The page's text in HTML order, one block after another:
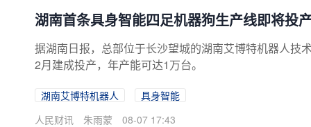
湖南首条具身智能四足机器狗生产线即将投
据湖南日报，总部位于长沙望城的湖南艾博特机器人技
2月建成投产，年产能可达1万台。
湖南艾博特机器人
具身智能
人民财讯
朱雨蒙 08-07 17:43